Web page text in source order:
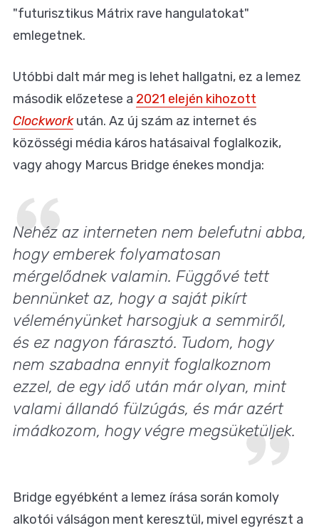
"futurisztikus Mátrix rave hangulatokat"
emlegetnek.
Utóbbi dalt már meg is lehet hallgatni, ez a lemez
második előzetese a 2021 elején kihozott
Clockworkután. Az új szám az internet és
közösségi média káros hatásaival foglalkozik,
vagy ahogy Marcus Bridge énekes mondja:
Nehéz az interneten nem belefutni abba,
hogy emberek folyamatosan
mérgelődnek valamin. Függővé tett
bennünket az, hogy a saját pikírt
véleményünket harsogjuk a semmiről,
és ez nagyon fárasztó. Tudom, hogy
nem szabadna ennyit foglalkoznom
ezzel, de egy idő után már olyan, mint
valami állandó fülzúgás, és már azért
imádkozom, hogy végre megsüketüljek.
Bridge egyébként a lemez írása során komoly
alkotói válságon ment keresztül, mivel egyrészt a